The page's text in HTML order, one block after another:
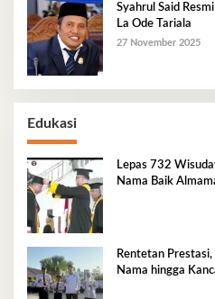
Syahrul Said
La Ode Tariala
27 November 2025
Edukasi
Lepas 732
Nama Baik
Rentetan
Nama hingga